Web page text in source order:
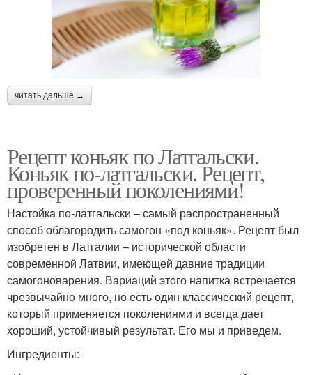
читать дальше →
Рецепт коньяк по Латгальски.
Коньяк по-латгальски. Рецепт,
проверенный поколениями!
Настойка по-латгальски – самый распространенный
способ облагородить самогон «под коньяк». Рецепт был
изобретен в Латгалии – исторической области
современной Латвии, имеющей давние традиции
самогоноварения. Вариаций этого напитка встречается
чрезвычайно много, но есть один классический рецепт,
который применяется поколениями и всегда дает
хороший, устойчивый результат. Его мы и приведем.
Ингредиенты: